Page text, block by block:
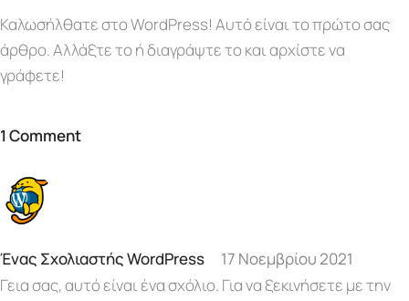
Καλωσήλθατε στο WordPress! Αυτό είναι το πρώτο σας
άρθρο. Αλλάξτε το ή διαγράψτε το και αρχίστε να
γράφετε!
1 Comment
Ένας Σχολιαστής WordPress
17 Νοεμβρίου 2021
Γεια σας, αυτό είναι ένα σχόλιο. Για να ξεκινήσετε με την